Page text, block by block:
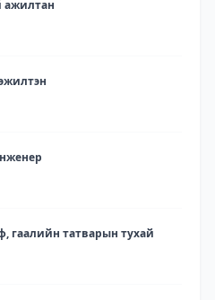
ажилтан
гаалийн татварын тухай